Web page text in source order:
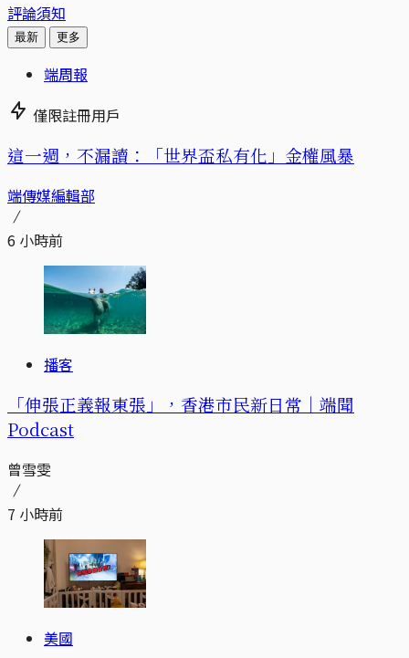
評論須知
最新 更多
端周報
僅限註冊用戶
這一週，不漏讀：「世界盃私有化」金權風暴
端傳媒編輯部
6 小時前
播客
「伸張正義報東張」，香港市民新日常｜端聞
Podcast
曾雪雯
7 小時前
美國